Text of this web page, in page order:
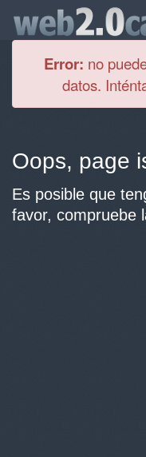
Error: no
datos.
Oops, page
Es posible que
favor, compruebe